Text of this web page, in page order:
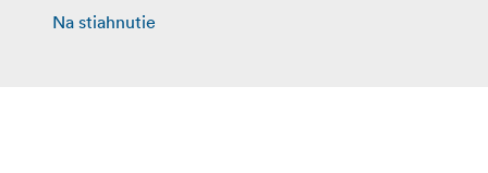
Na stiahnutie